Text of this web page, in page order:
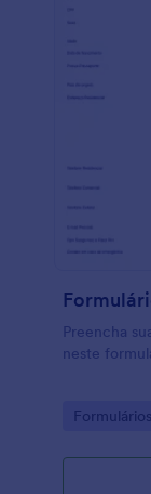
Preencha
neste
Go to